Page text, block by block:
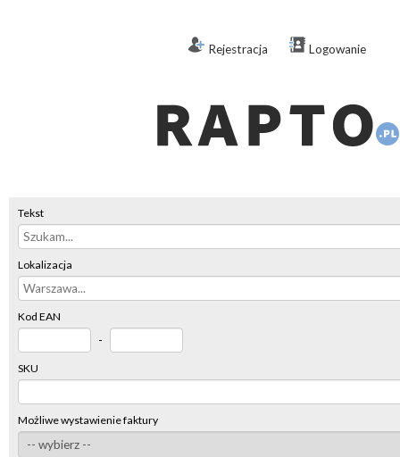
Rejestracja Logowanie
Tekst
Lokalizacja
Kod EAN
-
SKU
Możliwe wystawienie faktury